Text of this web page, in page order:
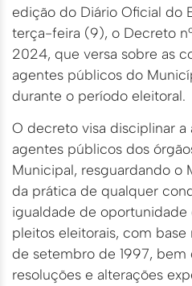
edição do Diário Oficial do
terça-feira (9), o Decreto
2024, que versa sobre as
agentes públicos do
durante o período eleitoral.
O decreto visa disciplinar a
agentes públicos dos
Municipal, resguardando o
da prática de qualquer
igualdade de
pleitos eleitorais, com base
de setembro de 1997, bem
resoluções e alterações